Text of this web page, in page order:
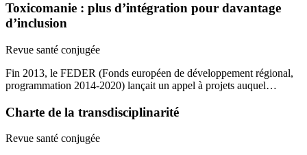
Toxicomanie : plus d’intégration pour davantage
d’inclusion
Revue santé conjugée
Fin 2013, le FEDER (Fonds européen de développement régional,
programmation 2014-2020) lançait un appel à projets auquel…
Charte de la transdisciplinarité
Revue santé conjugée